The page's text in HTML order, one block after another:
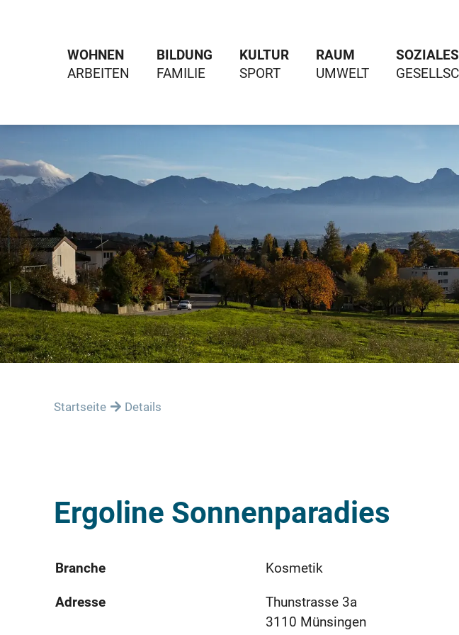
WOHNEN BILDUNG KULTUR RAUM SOZIALES
Startseite Details
Ergoline Sonnenparadies
Branche Kosmetik
Adresse
Thunstrasse 3a
3110 Münsingen